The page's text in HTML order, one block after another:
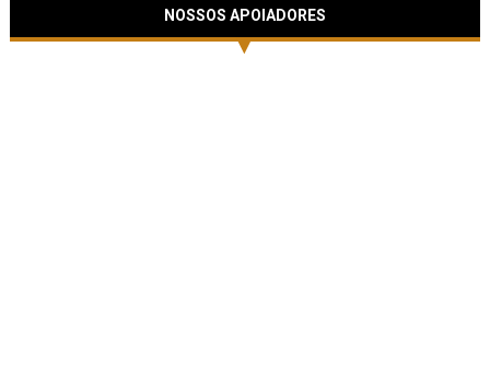
NOSSOS APOIADORES